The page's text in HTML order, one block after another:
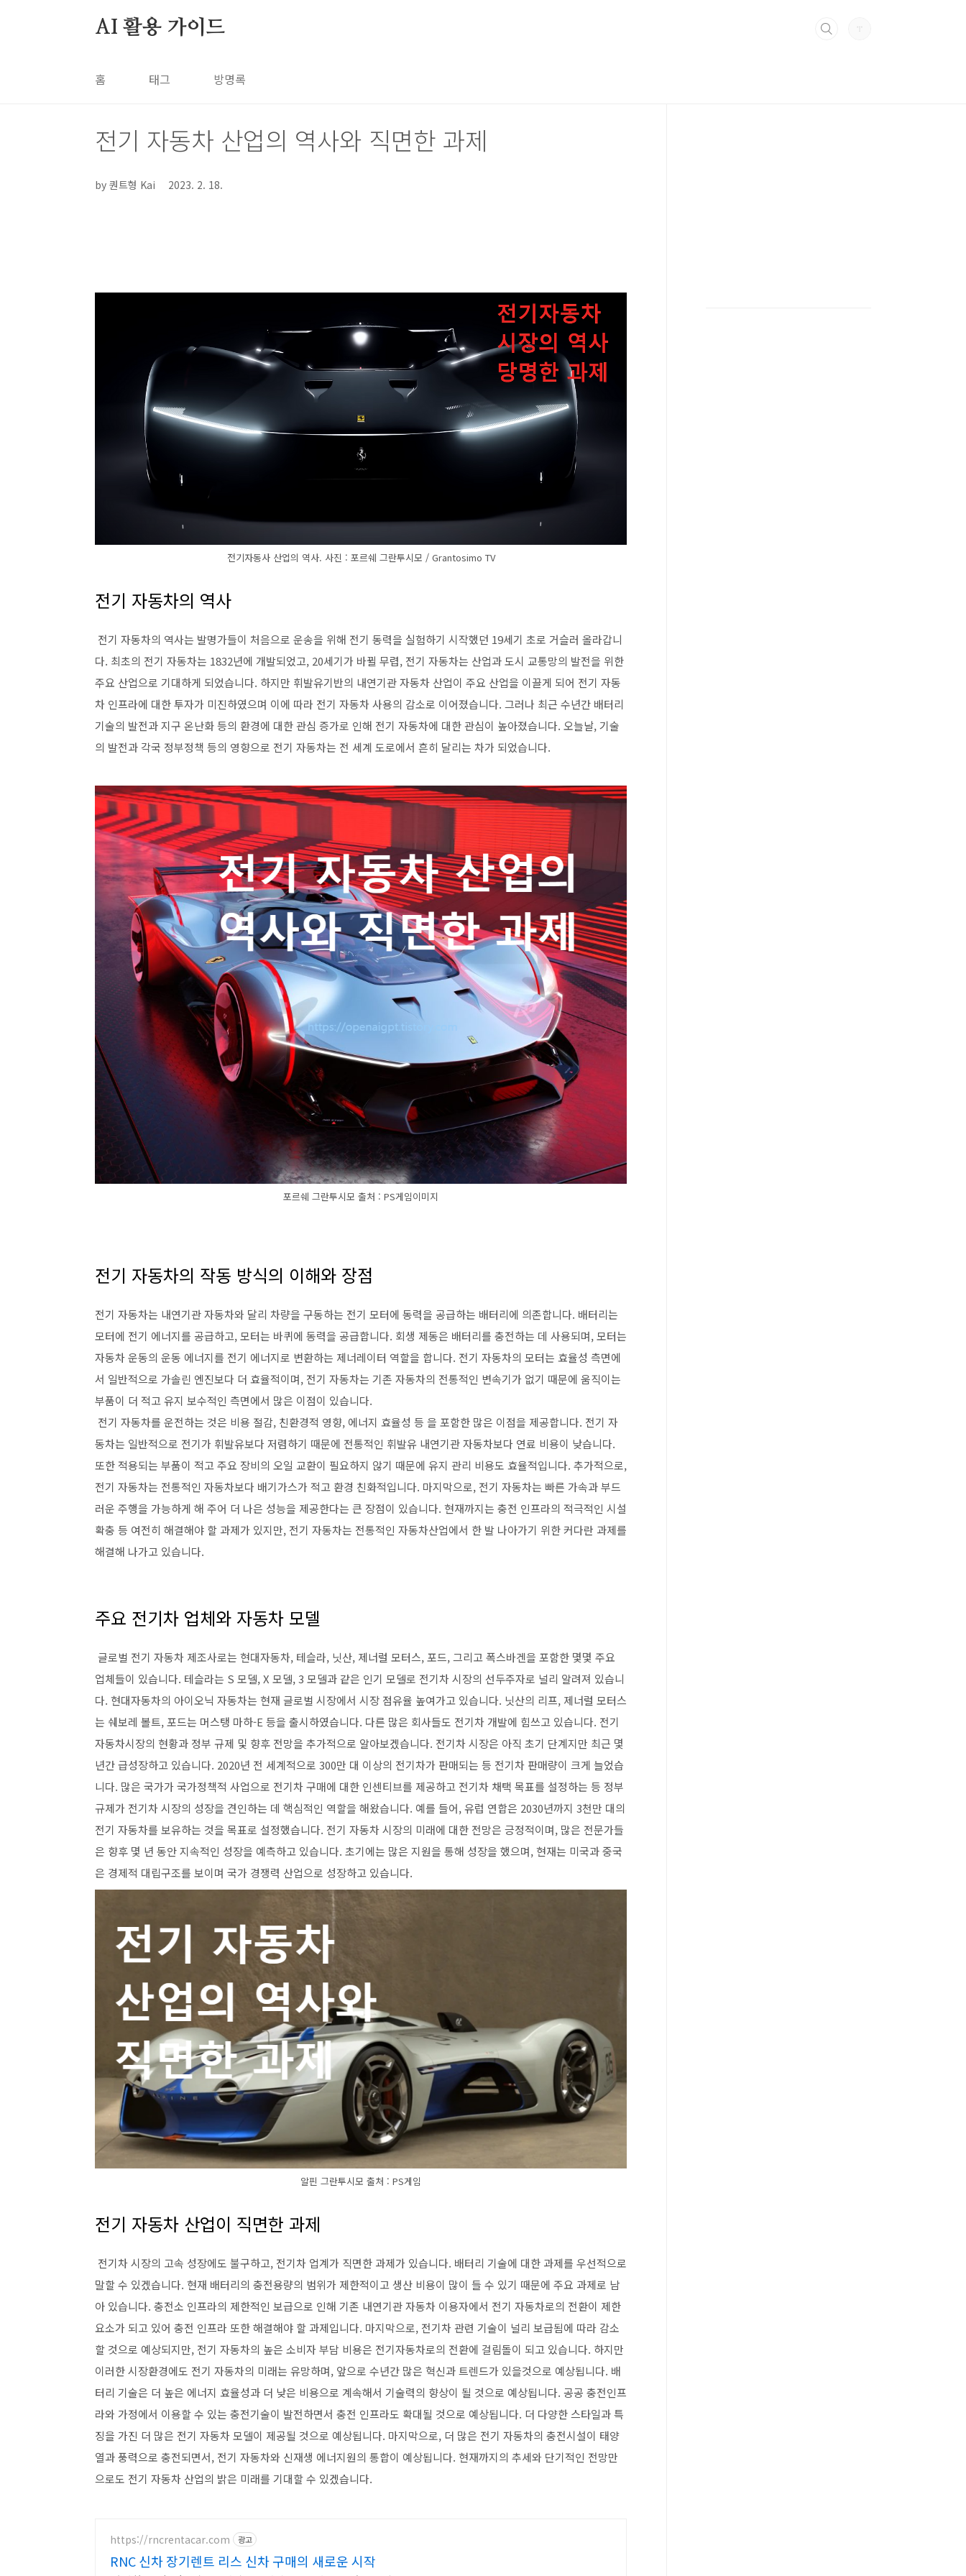
AI 활용 가이드
홈 태그 방명록
전기 자동차 산업의 역사와 직면한 과제
by 퀀트형 Kai 2023. 2. 18.
전기자동사 산업의 역사. 사진 : 포르쉐 그란투시모 / Grantosimo TV
전기 자동차의 역사
전기 자동차의 역사는 발명가들이 처음으로 운송을 위해 전기 동력을 실험하기 시작했던 19세기 초로 거슬러 올라갑니
다. 최초의 전기 자동차는 1832년에 개발되었고, 20세기가 바뀔 무렵, 전기 자동차는 산업과 도시 교통망의 발전을 위한
주요 산업으로 기대하게 되었습니다. 하지만 휘발유기반의 내연기관 자동차 산업이 주요 산업을 이끌게 되어 전기 자동
차 인프라에 대한 투자가 미진하였으며 이에 따라 전기 자동차 사용의 감소로 이어졌습니다. 그러나 최근 수년간 배터리
기술의 발전과 지구 온난화 등의 환경에 대한 관심 증가로 인해 전기 자동차에 대한 관심이 높아졌습니다. 오늘날, 기술
의 발전과 각국 정부정책 등의 영향으로 전기 자동차는 전 세계 도로에서 흔히 달리는 차가 되었습니다.
포르쉐 그란투시모 출처 : PS게임이미지
전기 자동차의 작동 방식의 이해와 장점
전기 자동차는 내연기관 자동차와 달리 차량을 구동하는 전기 모터에 동력을 공급하는 배터리에 의존합니다. 배터리는
모터에 전기 에너지를 공급하고, 모터는 바퀴에 동력을 공급합니다. 회생 제동은 배터리를 충전하는 데 사용되며, 모터는
자동차 운동의 운동 에너지를 전기 에너지로 변환하는 제너레이터 역할을 합니다. 전기 자동차의 모터는 효율성 측면에
서 일반적으로 가솔린 엔진보다 더 효율적이며, 전기 자동차는 기존 자동차의 전통적인 변속기가 없기 때문에 움직이는
부품이 더 적고 유지 보수적인 측면에서 많은 이점이 있습니다.
전기 자동차를 운전하는 것은 비용 절감, 친환경적 영향, 에너지 효율성 등 을 포함한 많은 이점을 제공합니다. 전기 자
동차는 일반적으로 전기가 휘발유보다 저렴하기 때문에 전통적인 휘발유 내연기관 자동차보다 연료 비용이 낮습니다.
또한 적용되는 부품이 적고 주요 장비의 오일 교환이 필요하지 않기 때문에 유지 관리 비용도 효율적입니다. 추가적으로,
전기 자동차는 전통적인 자동차보다 배기가스가 적고 환경 친화적입니다. 마지막으로, 전기 자동차는 빠른 가속과 부드
러운 주행을 가능하게 해 주어 더 나은 성능을 제공한다는 큰 장점이 있습니다. 현재까지는 충전 인프라의 적극적인 시설
확충 등 여전히 해결해야 할 과제가 있지만, 전기 자동차는 전통적인 자동차산업에서 한 발 나아가기 위한 커다란 과제를
해결해 나가고 있습니다.
주요 전기차 업체와 자동차 모델
글로벌 전기 자동차 제조사로는 현대자동차, 테슬라, 닛산, 제너럴 모터스, 포드, 그리고 폭스바겐을 포함한 몇몇 주요
업체들이 있습니다. 테슬라는 S 모델, X 모델, 3 모델과 같은 인기 모델로 전기차 시장의 선두주자로 널리 알려져 있습니
다. 현대자동차의 아이오닉 자동차는 현재 글로벌 시장에서 시장 점유율 높여가고 있습니다. 닛산의 리프, 제너럴 모터스
는 쉐보레 볼트, 포드는 머스탱 마하-E 등을 출시하였습니다. 다른 많은 회사들도 전기차 개발에 힘쓰고 있습니다. 전기
자동차시장의 현황과 정부 규제 및 향후 전망을 추가적으로 알아보겠습니다. 전기차 시장은 아직 초기 단계지만 최근 몇
년간 급성장하고 있습니다. 2020년 전 세계적으로 300만 대 이상의 전기차가 판매되는 등 전기차 판매량이 크게 늘었습
니다. 많은 국가가 국가정책적 사업으로 전기차 구매에 대한 인센티브를 제공하고 전기차 채택 목표를 설정하는 등 정부
규제가 전기차 시장의 성장을 견인하는 데 핵심적인 역할을 해왔습니다. 예를 들어, 유럽 연합은 2030년까지 3천만 대의
전기 자동차를 보유하는 것을 목표로 설정했습니다. 전기 자동차 시장의 미래에 대한 전망은 긍정적이며, 많은 전문가들
은 향후 몇 년 동안 지속적인 성장을 예측하고 있습니다. 초기에는 많은 지원을 통해 성장을 했으며, 현재는 미국과 중국
은 경제적 대립구조를 보이며 국가 경쟁력 산업으로 성장하고 있습니다.
알핀 그란투시모 출처 : PS게임
전기 자동차 산업이 직면한 과제
전기차 시장의 고속 성장에도 불구하고, 전기차 업계가 직면한 과제가 있습니다. 배터리 기술에 대한 과제를 우선적으로
말할 수 있겠습니다. 현재 배터리의 충전용량의 범위가 제한적이고 생산 비용이 많이 들 수 있기 때문에 주요 과제로 남
아 있습니다. 충전소 인프라의 제한적인 보급으로 인해 기존 내연기관 자동차 이용자에서 전기 자동차로의 전환이 제한
요소가 되고 있어 충전 인프라 또한 해결해야 할 과제입니다. 마지막으로, 전기차 관련 기술이 널리 보급됨에 따라 감소
할 것으로 예상되지만, 전기 자동차의 높은 소비자 부담 비용은 전기자동차로의 전환에 걸림돌이 되고 있습니다. 하지만
이러한 시장환경에도 전기 자동차의 미래는 유망하며, 앞으로 수년간 많은 혁신과 트렌드가 있을것으로 예상됩니다. 배
터리 기술은 더 높은 에너지 효율성과 더 낮은 비용으로 계속해서 기술력의 향상이 될 것으로 예상됩니다. 공공 충전인프
라와 가정에서 이용할 수 있는 충전기술이 발전하면서 충전 인프라도 확대될 것으로 예상됩니다. 더 다양한 스타일과 특
징을 가진 더 많은 전기 자동차 모델이 제공될 것으로 예상됩니다. 마지막으로, 더 많은 전기 자동차의 충전시설이 태양
열과 풍력으로 충전되면서, 전기 자동차와 신재생 에너지원의 통합이 예상됩니다. 현재까지의 추세와 단기적인 전망만
으로도 전기 자동차 산업의 밝은 미래를 기대할 수 있겠습니다.
https://rncrentacar.com 광고
RNC 신차 장기렌트 리스 신차 구매의 새로운 시작